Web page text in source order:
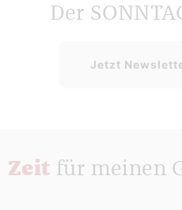
Der
Jetzt
Zeit für meinen